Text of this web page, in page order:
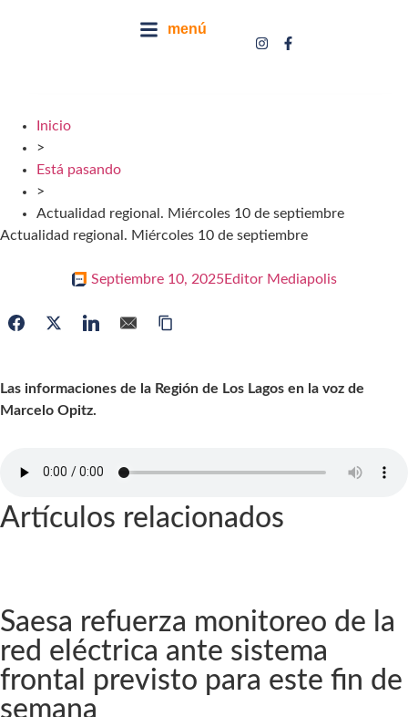
menú
Inicio
>
Está pasando
>
Actualidad regional. Miércoles 10 de septiembre
Actualidad regional. Miércoles 10 de septiembre
Septiembre 10, 2025Editor Mediapolis
Las informaciones de la Región de Los Lagos en la voz de
Marcelo Opitz.
Artículos relacionados
Saesa refuerza monitoreo de la
red eléctrica ante sistema
frontal previsto para este fin de
semana